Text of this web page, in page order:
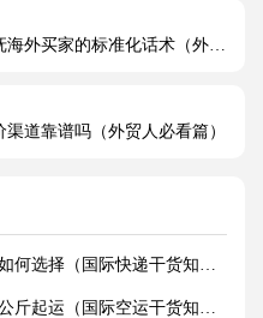
国际快递物流轨迹断更，同步安抚海外买家的标准化话术（外贸人必看篇）
道靠谱吗（外贸人必看篇）
择（国际快递干货知识分享）
运（国际空运干货知识分享）